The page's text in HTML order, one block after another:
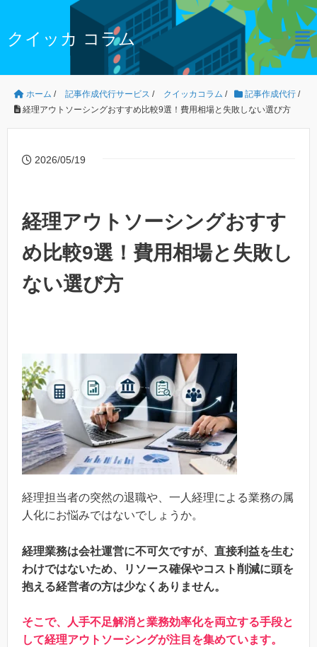
クイッカ コラム
ホーム / 記事作成代行サービス / クイッカコラム / 記事作成代行 /
経理アウトソーシングおすすめ比較9選！費用相場と失敗しない選び方
2026/05/19
経理アウトソーシングおすす
め比較9選！費用相場と失敗し
ない選び方
経理担当者の突然の退職や、一人経理による業務の属
人化にお悩みではないでしょうか。
経理業務は会社運営に不可欠ですが、直接利益を生む
わけではないため、リソース確保やコスト削減に頭を
抱える経営者の方は少なくありません。
そこで、人手不足解消と業務効率化を両立する手段と
して経理アウトソーシングが注目を集めています。